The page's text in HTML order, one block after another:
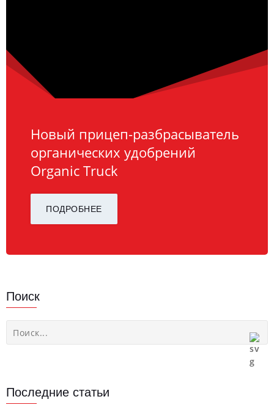
Новый прицеп-разбрасыватель
органических удобрений
Organic Truck
ПОДРОБНЕЕ
Поиск
Последние статьи